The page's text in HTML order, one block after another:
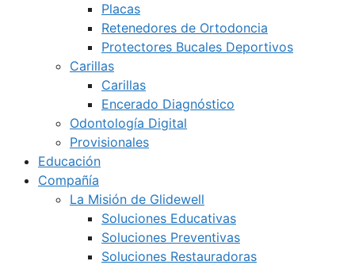
Placas
Retenedores de Ortodoncia
Protectores Bucales Deportivos
Carillas
Carillas
Encerado Diagnóstico
Odontología Digital
Provisionales
Educación
Compañía
La Misión de Glidewell
Soluciones Educativas
Soluciones Preventivas
Soluciones Restauradoras